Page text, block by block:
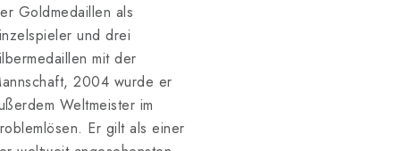
Goldmedaillen als
und drei
mit der
2004 wurde er
Weltmeister im
Er gilt als einer